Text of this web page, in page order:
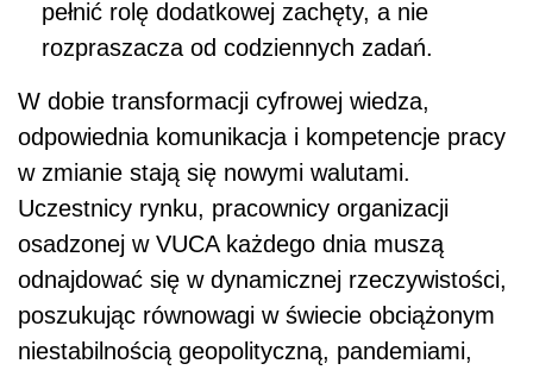
pełnić rolę dodatkowej zachęty, a nie
rozpraszacza od codziennych zadań.
W dobie transformacji cyfrowej wiedza,
odpowiednia komunikacja i kompetencje pracy
w zmianie stają się nowymi walutami.
Uczestnicy rynku, pracownicy organizacji
osadzonej w VUCA każdego dnia muszą
odnajdować się w dynamicznej rzeczywistości,
poszukując równowagi w świecie obciążonym
niestabilnością geopolityczną, pandemiami,